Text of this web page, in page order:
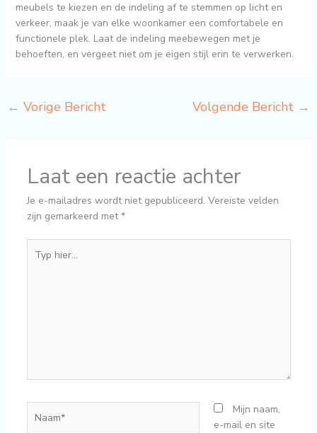
meubels te kiezen en de indeling af te stemmen op licht en
verkeer, maak je van elke woonkamer een comfortabele en
functionele plek. Laat de indeling meebewegen met je
behoeften, en vergeet niet om je eigen stijl erin te verwerken.
← Vorige Bericht Volgende Bericht →
Laat een reactie achter
Je e-mailadres wordt niet gepubliceerd. Vereiste velden
zijn gemarkeerd met*
hier...
Mijn naam,
e-mail en site